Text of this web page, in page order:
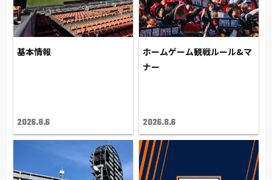
基本情報
2026.8.6
ホームゲーム観戦ルール&マ
ナー
2026.8.6